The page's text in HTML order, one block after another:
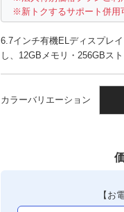
新トクするサポート併用
6.7インチ有機ELディスプレ
し、12GBメモリ・256GBス
カラーバリエーション
【お